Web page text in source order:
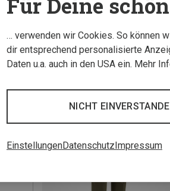
… verwenden wir Cookies. So können
dir entsprechend personalisierte
Daten u.a. auch in den USA ein. Mehr
NICHT
EinstellungenDatenschutzImpressum